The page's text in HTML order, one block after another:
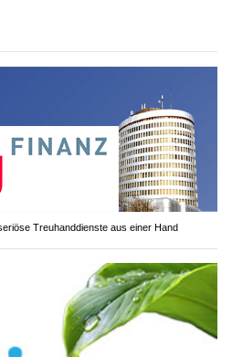
Treuhanddienste aus einer Hand